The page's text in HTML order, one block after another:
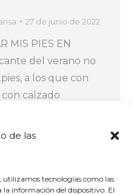
de las
utilizamos tecnologías como las
la información del dispositivo. El
27 de junio de 2022
MIS PIES EN
del verano no
a los que con
calzado
a todo tipo de
generar
excesiva,